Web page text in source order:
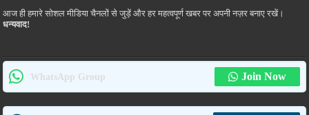
आज ही हमारे सोशल मीडिया चैनलों से जुड़ें और हर महत्वपूर्ण खबर पर अपनी नज़र बनाए रखें।
धन्यवाद!
WhatsApp Group Join Now